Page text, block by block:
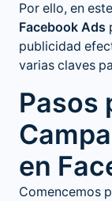
Por ello, en
Facebook Ads
publicidad
varias claves
Pasos
en
Comencemos